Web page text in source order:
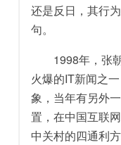
还是反日，其行
句。
1998年，张朝
火爆的IT新闻之
象，当年有另外
置，在中国互联
中关村的四通利